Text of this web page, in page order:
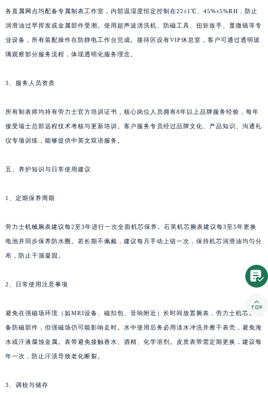
各直属网点均配备专属制表工作室，内部温湿度恒定控制在22±1℃、45%±5%RH，防止
润滑油过早挥发或金属部件受潮。使用超声波清洗机、防磁工具、扭矩扳手、显微镜等专
业设备，所有装配操作在防静电工作台完成。接待区设有VIP休息室，客户可通过透明玻
璃观察部分服务流程，体现透明化服务理念。
3、服务人员资质
所有制表师均持有劳力士官方培训证书，核心岗位人员拥有8年以上品牌服务经验，每年
接受瑞士总部远程技术考核与更新培训。客户服务专员经过品牌文化、产品知识、沟通礼
仪专项训练，能够提供中英文双语服务。
五、养护知识与日常使用建议
1、定期保养周期
劳力士机械腕表建议每2至3年进行一次全面机芯保养。石英机芯腕表建议每3至5年更换
电池并同步保养防水圈。若长期不佩戴，建议每月手动上链一次，保持机芯润滑油均匀分
布，防止干涸凝固。
2、日常使用注意事项
避免在强磁场环境（如MRI设备、磁扣包、音响附近）长时间放置腕表，劳力士机芯虽配
备防磁部件，但强磁场仍可能影响走时。水中使用后务必用淡水冲洗并擦干表壳，避免海
水或汗液腐蚀金属。表带避免接触香水、酒精、化学溶剂。皮质表带需定期更换，建议每
年一次，防止汗渍导致老化断裂。
3、调校与储存

